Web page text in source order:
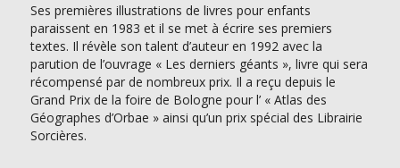
Ses premières illustrations de livres pour enfants
paraissent en 1983 et il se met à écrire ses premiers
textes. Il révèle son talent d’auteur en 1992 avec la
parution de l’ouvrage « Les derniers géants », livre qui sera
récompensé par de nombreux prix. Il a reçu depuis le
Grand Prix de la foire de Bologne pour l’ « Atlas des
Géographes d’Orbae » ainsi qu’un prix spécial des Librairie
Sorcières.